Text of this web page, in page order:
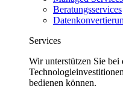
Beratungsservices
Services
Wir unterstützen Sie
bedienen können.